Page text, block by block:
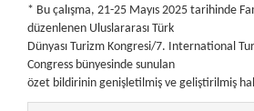
* Bu çalışma, 21-25 Mayıs 2025 tarihinde
düzenlenen Uluslararası Türk
Dünyası Turizm Kongresi/7. International
Congress bünyesinde sunulan
özet bildirinin genişletilmiş ve geliştirilmiş